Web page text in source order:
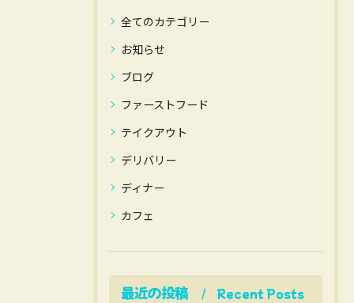
全てのカテゴリー
お知らせ
ブログ
ファーストフード
テイクアウト
デリバリー
ディナー
カフェ
最近の投稿 Recent Posts